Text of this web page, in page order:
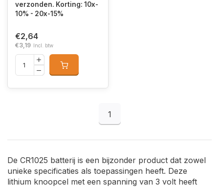
verzonden. Korting: 10x-
10% - 20x-15%
€2,64
€3,19 Incl. btw
1
De CR1025 batterij is een bijzonder product dat zowel
unieke specificaties als toepassingen heeft. Deze
lithium knoopcel met een spanning van 3 volt heeft